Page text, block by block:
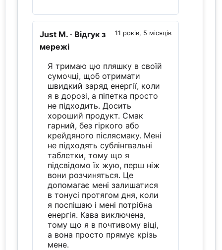
11 років, 5 місяців
Just M. · Відгук з
мережі
Я тримаю цю пляшку в своїй
сумочці, щоб отримати
швидкий заряд енергії, коли
я в дорозі, а піпетка просто
не підходить. Досить
хороший продукт. Смак
гарний, без гіркого або
крейдяного післясмаку. Мені
не підходять сублінгвальні
таблетки, тому що я
підсвідомо їх жую, перш ніж
вони розчиняться. Це
допомагає мені залишатися
в тонусі протягом дня, коли
я поспішаю і мені потрібна
енергія. Кава виключена,
тому що я в почтивому віці,
а вона просто прямує крізь
мене.